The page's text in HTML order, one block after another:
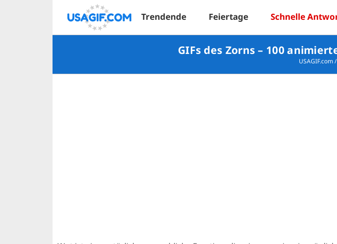
Trendende Feiertage Schnelle
GIFs des Zorns – 100
USAGIF.com/